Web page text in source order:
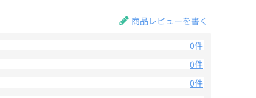
商品レビューを書く
0件
0件
0件